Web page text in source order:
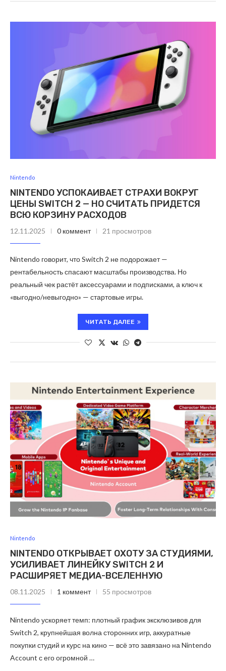
Nintendo
NINTENDO УСПОКАИВАЕТ СТРАХИ ВОКРУГ
ЦЕНЫ SWITCH 2 — НО СЧИТАТЬ ПРИДЕТСЯ
ВСЮ КОРЗИНУ РАСХОДОВ
12.11.2025 0 коммент 21 просмотров
Nintendo говорит, что Switch 2 не подорожает —
рентабельность спасают масштабы производства. Но
реальный чек растёт аксессуарами и подписками, а ключ к
«выгодно/невыгодно» — стартовые игры.
ЧИТАТЬ ДАЛЕЕ
Nintendo
NINTENDO ОТКРЫВАЕТ ОХОТУ ЗА СТУДИЯМИ,
УСИЛИВАЕТ ЛИНЕЙКУ SWITCH 2 И
РАСШИРЯЕТ МЕДИА-ВСЕЛЕННУЮ
08.11.2025 1 коммент 55 просмотров
Nintendo ускоряет темп: плотный график эксклюзивов для
Switch 2, крупнейшая волна сторонних игр, аккуратные
покупки студий и курс на кино — всё это завязано на Nintendo
Account с его огромной …